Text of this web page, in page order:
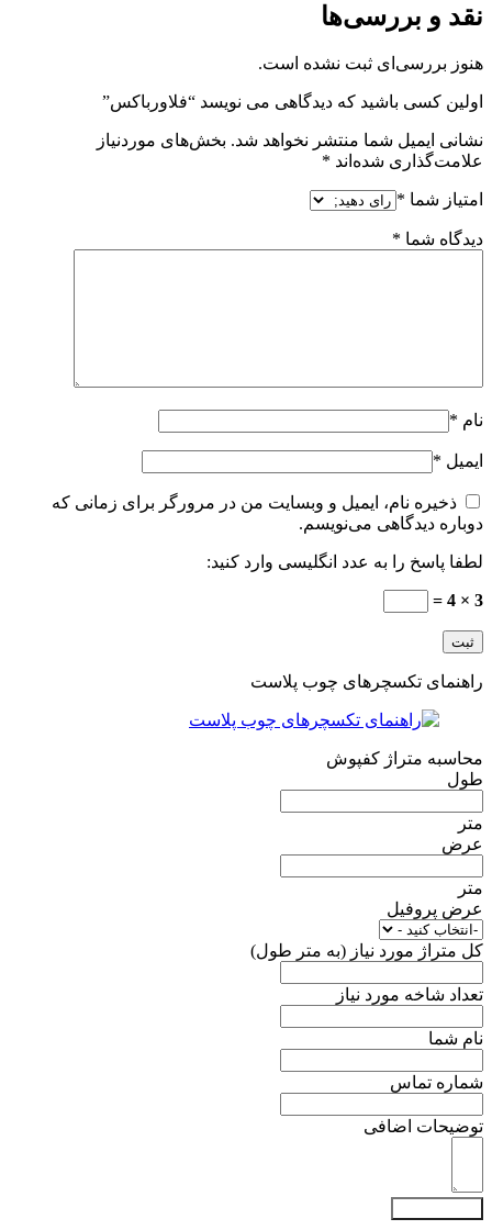
نقد و بررسی‌ها
هنوز بررسی‌ای ثبت نشده است.
اولین کسی باشید که دیدگاهی می نویسد “فلاورباکس”
نشانی ایمیل شما منتشر نخواهد شد. بخش‌های موردنیاز
علامت‌گذاری شده‌اند *
امتیاز شما *
دیدگاه شما *
نام *
ایمیل *
ذخیره نام، ایمیل و وبسایت من در مرورگر برای زمانی که
دوباره دیدگاهی می‌نویسم.
لطفا پاسخ را به عدد انگلیسی وارد کنید:
3 × 4 =
راهنمای تکسچرهای چوب پلاست
محاسبه متراژ کفپوش
طول
متر
عرض
متر
عرض پروفیل
کل متراژ مورد نیاز (به متر طول)
تعداد شاخه مورد نیاز
نام شما
شماره تماس
توضیحات اضافی